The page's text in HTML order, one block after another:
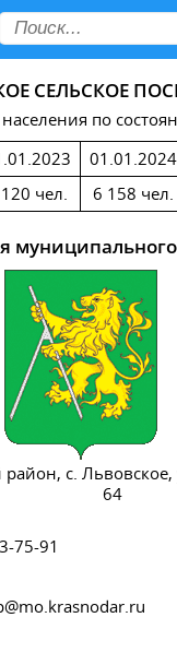
СЕЛЬСКОЕ
по
чел.
01.01.2024
6 158 чел.
с. Львовское,
64
75-91